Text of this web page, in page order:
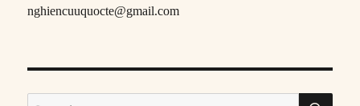
nghiencuuquocte@gmail.com